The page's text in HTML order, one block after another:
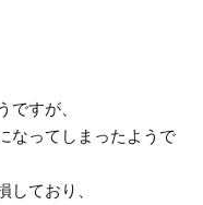
ですが、
なってしまったようで
しており、